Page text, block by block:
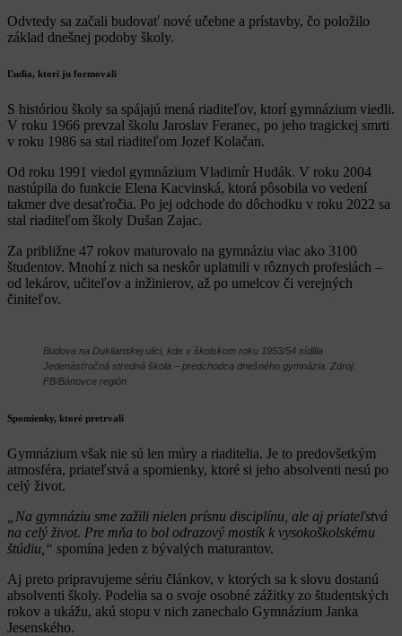
Odvtedy sa začali budovať nové učebne a prístavby, čo položilo
základ dnešnej podoby školy.
Ľudia, ktorí ju formovali
S históriou školy sa spájajú mená riaditeľov, ktorí gymnázium viedli.
V roku 1966 prevzal školu Jaroslav Feranec, po jeho tragickej smrti
v roku 1986 sa stal riaditeľom Jozef Kolačan.
Od roku 1991 viedol gymnázium Vladimír Hudák. V roku 2004
nastúpila do funkcie Elena Kacvinská, ktorá pôsobila vo vedení
takmer dve desaťročia. Po jej odchode do dôchodku v roku 2022 sa
stal riaditeľom školy Dušan Zajac.
Za približne 47 rokov maturovalo na gymnáziu viac ako 3100
študentov. Mnohí z nich sa neskôr uplatnili v rôznych profesiách –
od lekárov, učiteľov a inžinierov, až po umelcov či verejných
činiteľov.
Budova na Duklianskej ulici, kde v školskom roku 1953/54 sídlila
Jedenásťročná stredná škola – predchodca dnešného gymnázia. Zdroj:
FB/Bánovce región
Spomienky, ktoré pretrvali
Gymnázium však nie sú len múry a riaditelia. Je to predovšetkým
atmosféra, priateľstvá a spomienky, ktoré si jeho absolventi nesú po
celý život.
„Na gymnáziu sme zažili nielen prísnu disciplínu, ale aj priateľstvá
na celý život. Pre mňa to bol odrazový mostík k vysokoškolskému
štúdiu,“ spomína jeden z bývalých maturantov.
Aj preto pripravujeme sériu článkov, v ktorých sa k slovu dostanú
absolventi školy. Podelia sa o svoje osobné zážitky zo študentských
rokov a ukážu, akú stopu v nich zanechalo Gymnázium Janka
Jesenského.